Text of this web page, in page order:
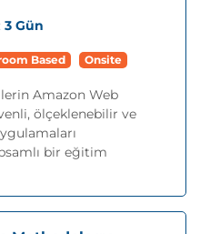
3 Gün
Based Onsite
Amazon Web
ölçeklenebilir ve
bir eğitim